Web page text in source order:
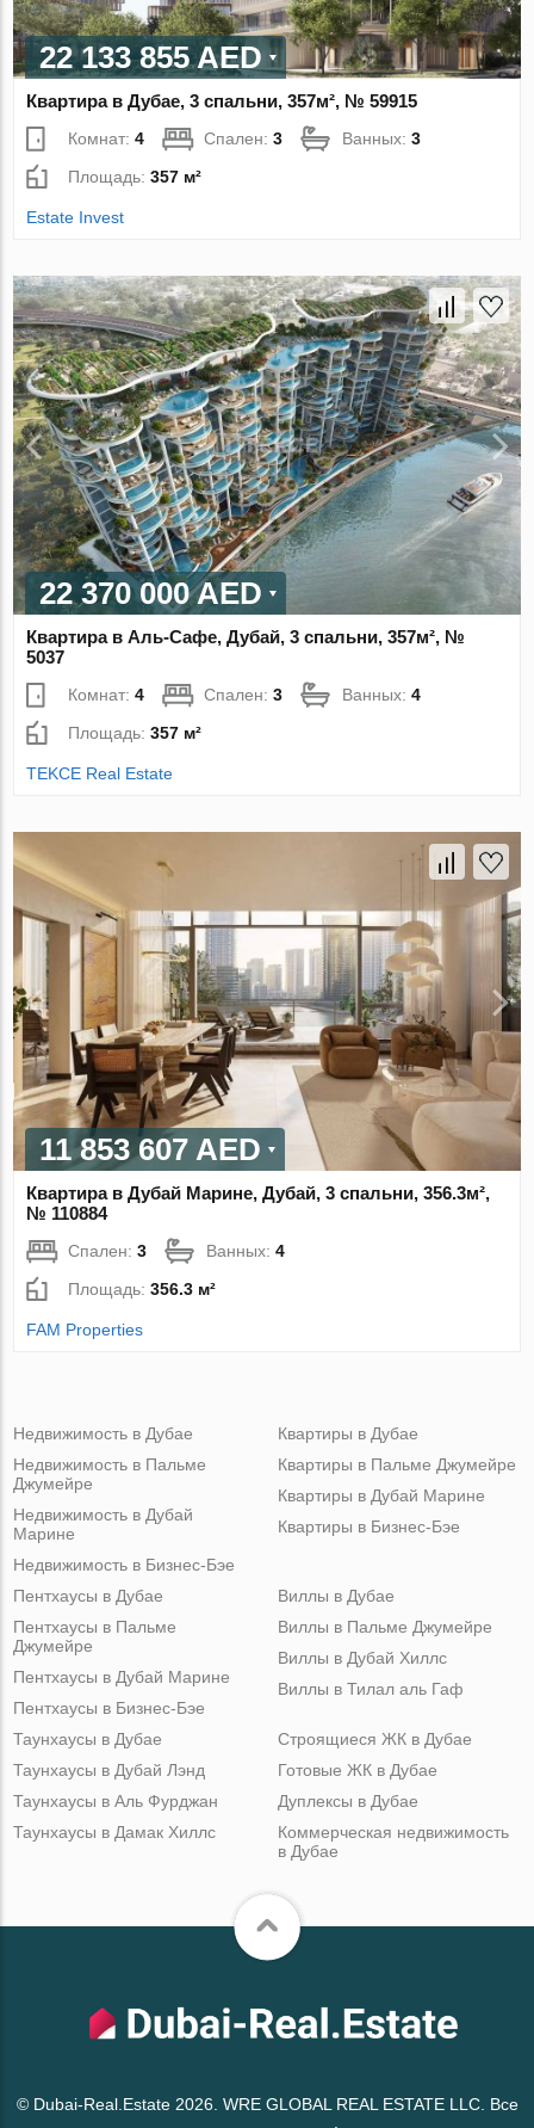
22 133 855 AED
Квартира в Дубае, 3 спальни, 357м², № 59915
Комнат:4 Спален:3 Ванных:3
Площадь:357 м²
Estate Invest
22 370 000 AED
Квартира в Аль-Сафе, Дубай, 3 спальни, 357м², №
5037
Комнат:4 Спален:3 Ванных:4
Площадь:357 м²
TEKCE Real Estate
11 853 607 AED
Квартира в Дубай Марине, Дубай, 3 спальни, 356.3м²,
№ 110884
Спален:3 Ванных:4
Площадь:356.3 м²
FAM Properties
Недвижимость в Дубае
Недвижимость в Пальме
Джумейре
Недвижимость в Дубай
Марине
Недвижимость в Бизнес-Бэе
Квартиры в Дубае
Квартиры в Пальме Джумейре
Квартиры в Дубай Марине
Квартиры в Бизнес-Бэе
Пентхаусы в Дубае
Пентхаусы в Пальме
Джумейре
Пентхаусы в Дубай Марине
Пентхаусы в Бизнес-Бэе
Виллы в Дубае
Виллы в Пальме Джумейре
Виллы в Дубай Хиллс
Виллы в Тилал аль Гаф
Таунхаусы в Дубае
Таунхаусы в Дубай Лэнд
Таунхаусы в Аль Фурджан
Таунхаусы в Дамак Хиллс
Строящиеся ЖК в Дубае
Готовые ЖК в Дубае
Дуплексы в Дубае
Коммерческая недвижимость
в Дубае
© Dubai-Real.Estate 2026. WRE GLOBAL REAL ESTATE LLC. Все